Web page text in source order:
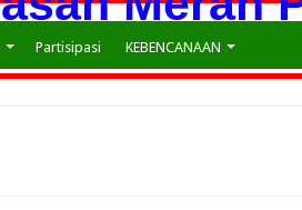
Partisipasi KEBENCANAAN